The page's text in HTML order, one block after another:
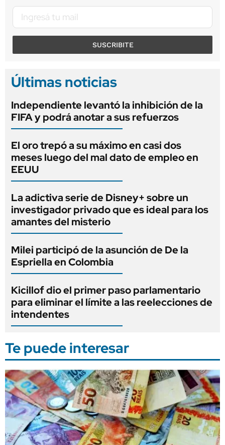
SUSCRIBITE
Últimas noticias
Independiente levantó la inhibición de la
FIFA y podrá anotar a sus refuerzos
El oro trepó a su máximo en casi dos
meses luego del mal dato de empleo en
EEUU
La adictiva serie de Disney+ sobre un
investigador privado que es ideal para los
amantes del misterio
Milei participó de la asunción de De la
Espriella en Colombia
Kicillof dio el primer paso parlamentario
para eliminar el límite a las reelecciones de
intendentes
Te puede interesar